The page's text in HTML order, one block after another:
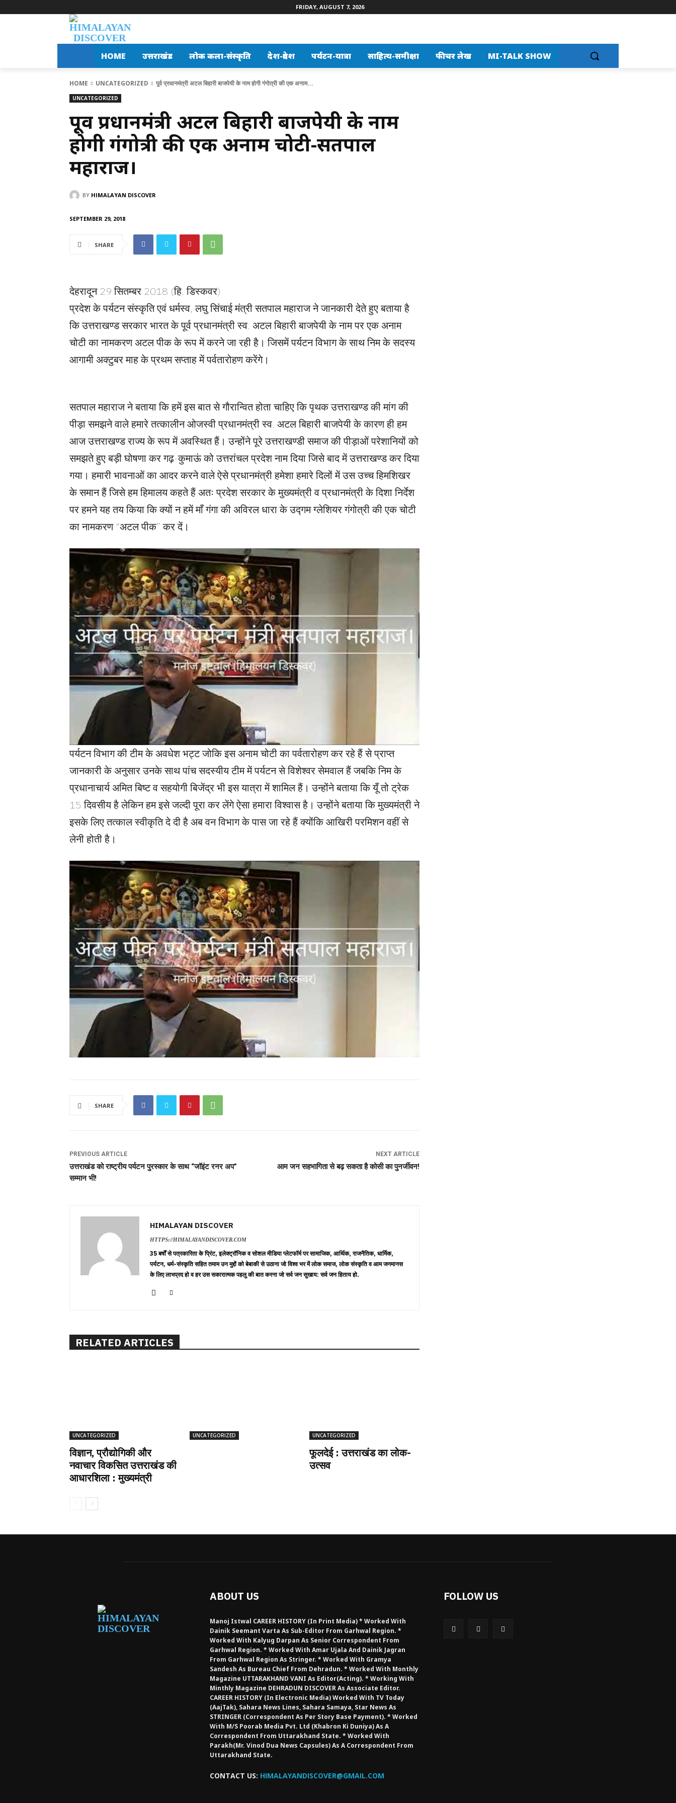
FRIDAY, AUGUST 7, 2026
HOME उत्तराखंड लोक कला-संस्कृति देश-प्रदेश पर्यटन-यात्रा साहित्य-समीक्षा फीचर लेख MI-TALK SHOW
HOME UNCATEGORIZED पूर्व प्रधानमंत्री अटल बिहारी बाजपेयी के नाम होगी गंगोत्री की एक अनाम...
UNCATEGORIZED
पूर्व प्रधानमंत्री अटल बिहारी बाजपेयी के नाम
होगी गंगोत्री की एक अनाम चोटी-सतपाल
महाराज।
BY HIMALAYAN DISCOVER
SEPTEMBER 29, 2018
SHARE
देहरादून 29 सितम्बर 2018 (हि. डिस्कवर)
प्रदेश के पर्यटन संस्कृति एवं धर्मस्व, लघु सिंचाई मंत्री सतपाल महाराज ने जानकारी देते हुए बताया है
कि उत्तराखण्ड सरकार भारत के पूर्व प्रधानमंत्री स्व. अटल बिहारी बाजपेयी के नाम पर एक अनाम
चोटी का नामकरण अटल पीक के रूप में करने जा रही है। जिसमें पर्यटन विभाग के साथ निम के सदस्य
आगामी अक्टुबर माह के प्रथम सप्ताह में पर्वतारोहण करेंगे।
सतपाल महाराज ने बताया कि हमें इस बात से गौरान्वित होता चाहिए कि पृथक उत्तराखण्ड की मांग की
पीड़ा समझने वाले हमारे तत्कालीन ओजस्वी प्रधानमंत्री स्व. अटल बिहारी बाजपेयी के कारण ही हम
आज उत्तराखण्ड राज्य के रूप में अवस्थित हैं। उन्होंने पूरे उत्तराखण्डी समाज की पीड़ाओं परेशानियों को
समझते हुए बड़ी घोषणा कर गढ़-कुमाऊं को उत्तरांचल प्रदेश नाम दिया जिसे बाद में उत्तराखण्ड कर दिया
गया। हमारी भावनाओं का आदर करने वाले ऐसे प्रधानमंत्री हमेशा हमारे दिलों में उस उच्च हिमशिखर
के समान हैं जिसे हम हिमालय कहते हैं अतः प्रदेश सरकार के मुख्यमंत्री व प्रधानमंत्री के दिशा निर्देश
पर हमने यह तय किया कि क्यों न हमें माँ गंगा की अविरल धारा के उद्गम ग्लेशियर गंगोत्री की एक चोटी
का नामकरण “अटल पीक” कर दें।
पर्यटन विभाग की टीम के अवधेश भट्ट जोकि इस अनाम चोटी का पर्वतारोहण कर रहे हैं से प्राप्त
जानकारी के अनुसार उनके साथ पांच सदस्यीय टीम में पर्यटन से विशेश्वर सेमवाल हैं जबकि निम के
प्रधानाचार्य अमित बिष्ट व सहयोगी बिजेंद्र भी इस यात्रा में शामिल हैं। उन्होंने बताया कि यूँ तो ट्रेक
15 दिवसीय है लेकिन हम इसे जल्दी पूरा कर लेंगे ऐसा हमारा विश्वास है। उन्होंने बताया कि मुख्यमंत्री ने
इसके लिए तत्काल स्वीकृति दे दी है अब वन विभाग के पास जा रहे हैं क्योंकि आखिरी परमिशन वहीं से
लेनी होती है।
SHARE
PREVIOUS ARTICLE
उत्तराखंड को राष्ट्रीय पर्यटन पुरस्कार के साथ “जॉइंट रनर अप”
सम्मान भी!
NEXT ARTICLE
आम जन सहभागिता से बढ़ सकता है कोसी का पुनर्जीवन!
HIMALAYAN DISCOVER
HTTPS://HIMALAYANDISCOVER.COM
35 बर्षों से पत्रकारिता के प्रिंट, इलेक्ट्रॉनिक व सोशल मीडिया प्लेटफॉर्म पर सामाजिक, आर्थिक, राजनैतिक, धार्मिक,
पर्यटन, धर्म-संस्कृति सहित तमाम उन मुद्दों को बेबाकी से उठाना जो विश्व भर में लोक समाज, लोक संस्कृति व आम जनमानस
के लिए लाभप्रद हो व हर उस सकारात्मक पहलु की बात करना जो सर्व जन सुखाय: सर्व जन हिताय हो.
RELATED ARTICLES
UNCATEGORIZED
विज्ञान, प्रौद्योगिकी और
नवाचार विकसित उत्तराखंड की
आधारशिला : मुख्यमंत्री
UNCATEGORIZED UNCATEGORIZED
फूलदेई : उत्तराखंड का लोक-
उत्सव
ABOUT US
Manoj Istwal CAREER HISTORY (in Print Media) * Worked With
Dainik Seemant Varta As Sub-Editor From Garhwal Region. *
Worked With Kalyug Darpan As Senior Correspondent From
Garhwal Region. * Worked With Amar Ujala And Dainik Jagran
From Garhwal Region As Stringer. * Worked With Gramya
Sandesh As Bureau Chief From Dehradun. * Worked With Monthly
Magazine UTTARAKHAND VANI As Editor(Acting). * Working With
Minthly Magazine DEHRADUN DISCOVER As Associate Editor.
CAREER HISTORY (in Electronic Media) Worked With TV Today
(AajTak), Sahara News Lines, Sahara Samaya, Star News As
STRINGER (Correspondent As Per Story Base Payment). * Worked
With M/S Poorab Media Pvt. Ltd (Khabron Ki Duniya) As A
Correspondent From Uttarakhand State. * Worked With
Parakh(Mr. Vinod Dua News Capsules) As A Correspondent From
Uttarakhand State.
CONTACT US: HIMALAYANDISCOVER@GMAIL.COM
FOLLOW US